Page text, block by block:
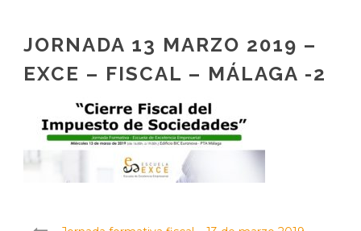
JORNADA 13 MARZO 2019 –
EXCE – FISCAL – MÁLAGA -2